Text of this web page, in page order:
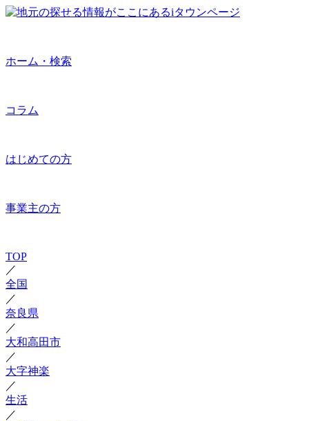
ホーム・検索
コラム
はじめての方
事業主の方
TOP
／
全国
／
奈良県
／
大和高田市
／
大字神楽
／
生活
／